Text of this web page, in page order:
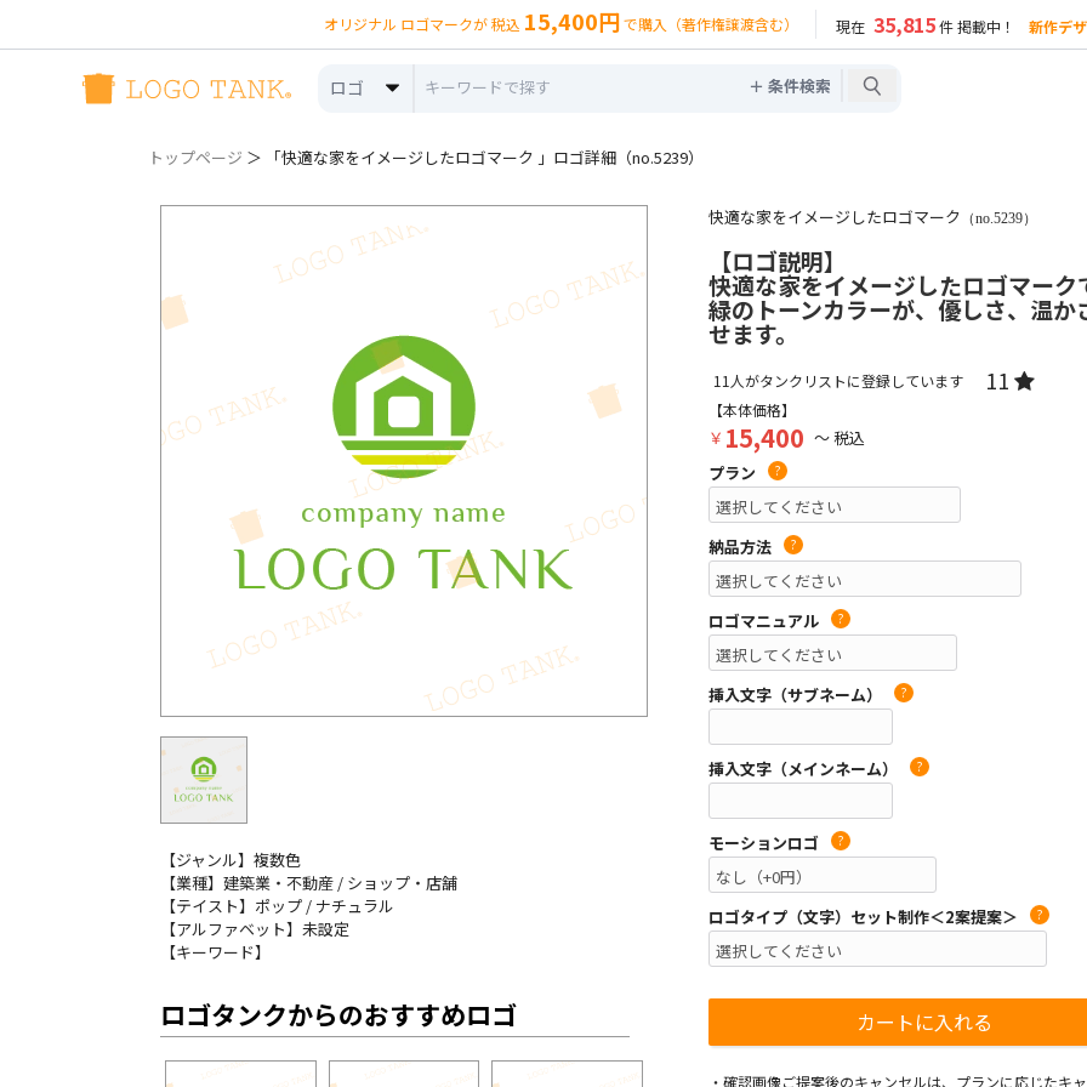
オリジナル ロゴマークが 税込 15,400円 で購入（著作権譲渡含む） 現在 35,815件 掲載中！ 新作デ
ロゴ ＋ 条件検索
トップページ ＞ 「快適な家をイメージしたロゴマーク 」ロゴ詳細（no.5239）
【ジャンル】複数色
【業種】建築業・不動産 / ショップ・店舗
【テイスト】ポップ / ナチュラル
【アルファベット】未設定
【キーワード】
ロゴタンクからのおすすめロゴ
快適な家をイメージしたロゴマーク （no.5239）
【ロゴ説明】
快適な家をイメージしたロゴマーク
緑のトーンカラーが、優しさ、温
せます。
11 人がタンクリストに登録しています 11
【本体価格】
￥ 15,400 ～ 税込
プラン
?
納品方法 ?
ロゴマニュアル ?
挿入文字（サブネーム） ?
挿入文字（メインネーム） ?
モーションロゴ ?
ロゴタイプ（文字）セット制作＜2案提案＞ ?
・確認画像ご提案後のキャンセルは、プランに応じたキ